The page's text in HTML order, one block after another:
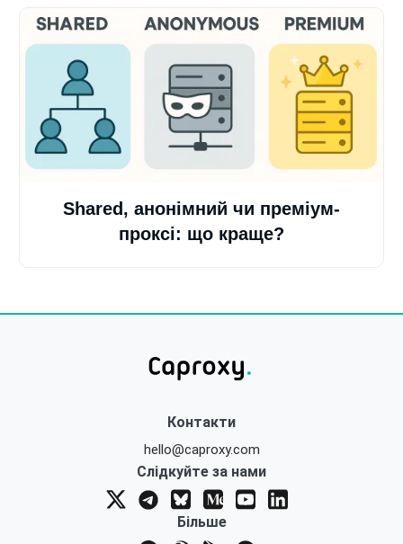
Shared, анонімний чи преміум-
проксі: що краще?
Контакти
hello@caproxy.com
Слідкуйте за нами
Більше